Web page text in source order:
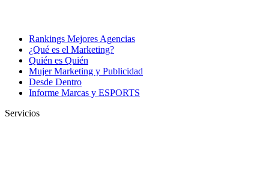
Rankings Mejores Agencias
¿Qué es el Marketing?
Quién es Quién
Mujer Marketing y Publicidad
Desde Dentro
Informe Marcas y ESPORTS
Servicios